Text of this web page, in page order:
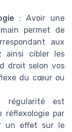
: Avoir une
permet de
aux
ainsi cibler les
droit selon vos
du cœur ou
est
réflexologie par
un effet sur le